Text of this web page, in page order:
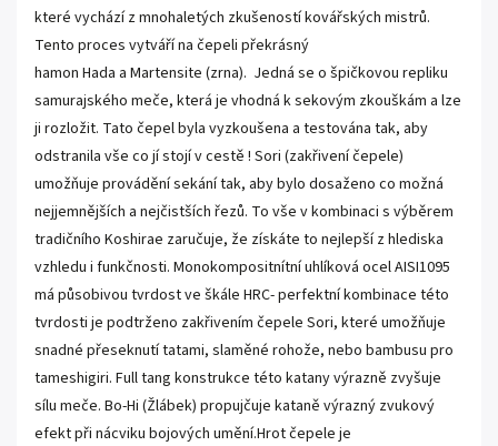
které vychází z mnohaletých zkušeností kovářských mistrů.
Tento proces vytváří na čepeli překrásný
hamon Hada a Martensite (zrna). Jedná se o špičkovou repliku
samurajského meče, která je vhodná k sekovým zkouškám a lze
ji rozložit. Tato čepel byla vyzkoušena a testována tak, aby
odstranila vše co jí stojí v cestě ! Sori (zakřivení čepele)
umožňuje provádění sekání tak, aby bylo dosaženo co možná
nejjemnějších a nejčistších řezů. To vše v kombinaci s výběrem
tradičního Koshirae zaručuje, že získáte to nejlepší z hlediska
vzhledu i funkčnosti. Monokompositnítníuhlíková ocel AISI1095
má působivou tvrdost ve škále HRC- perfektní kombinace této
tvrdosti je podtrženo zakřivením čepele Sori, které umožňuje
snadné přeseknutí tatami, slaměné rohože, nebo bambusu pro
tameshigiri. Full tang konstrukce této katany výrazně zvyšuje
sílu meče. Bo-Hi (Žlábek) propujčuje kataně výrazný zvukový
efekt při nácviku bojových umění.Hrot čepele je